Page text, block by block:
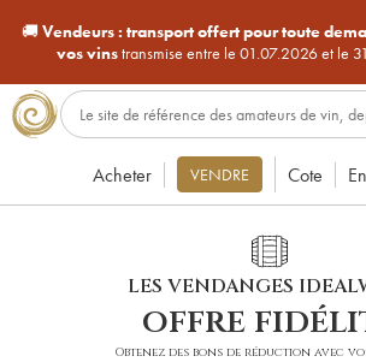
🚚Vendeurs : transport offert pour toute
vos vinstransmise entre le 01.07.2026 et le
Acheter VENDRE Cote
LES VENDANGES
offre
Obtenez des bons de réduction avec